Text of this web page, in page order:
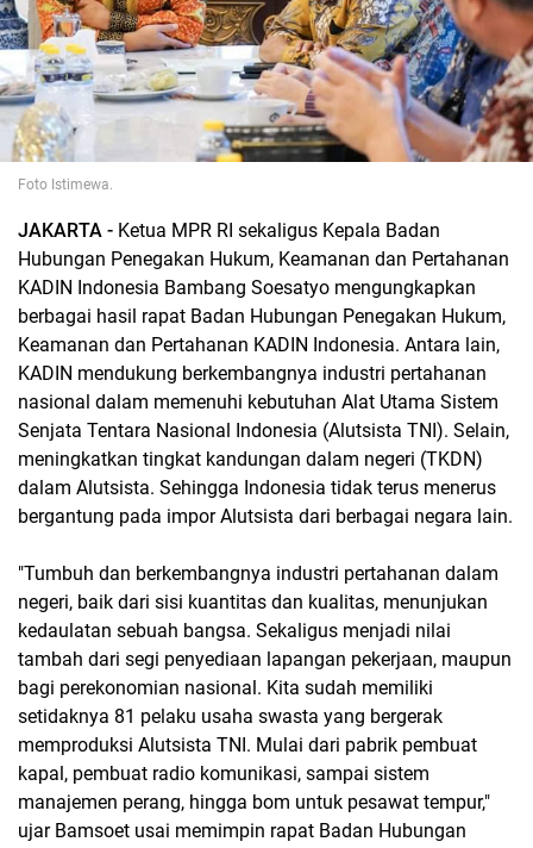
Foto Istimewa.
JAKARTA - Ketua MPR RI sekaligus Kepala Badan
Hubungan Penegakan Hukum, Keamanan dan Pertahanan
KADIN Indonesia Bambang Soesatyo mengungkapkan
berbagai hasil rapat Badan Hubungan Penegakan Hukum,
Keamanan dan Pertahanan KADIN Indonesia. Antara lain,
KADIN mendukung berkembangnya industri pertahanan
nasional dalam memenuhi kebutuhan Alat Utama Sistem
Senjata Tentara Nasional Indonesia (Alutsista TNI). Selain,
meningkatkan tingkat kandungan dalam negeri (TKDN)
dalam Alutsista. Sehingga Indonesia tidak terus menerus
bergantung pada impor Alutsista dari berbagai negara lain.
"Tumbuh dan berkembangnya industri pertahanan dalam
negeri, baik dari sisi kuantitas dan kualitas, menunjukan
kedaulatan sebuah bangsa. Sekaligus menjadi nilai
tambah dari segi penyediaan lapangan pekerjaan, maupun
bagi perekonomian nasional. Kita sudah memiliki
setidaknya 81 pelaku usaha swasta yang bergerak
memproduksi Alutsista TNI. Mulai dari pabrik pembuat
kapal, pembuat radio komunikasi, sampai sistem
manajemen perang, hingga bom untuk pesawat tempur,"
ujar Bamsoet usai memimpin rapat Badan Hubungan